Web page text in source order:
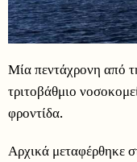
Μία πεντάχρονη από
τριτοβάθμιο
φροντίδα.
Αρχικά μεταφέρθηκε